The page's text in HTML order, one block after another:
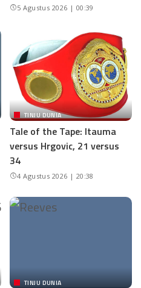
5 Agustus 2026 | 00:39
TINJU DUNIA
Tale of the Tape: Itauma
versus Hrgovic, 21 versus
34
4 Agustus 2026 | 20:38
TINJU DUNIA